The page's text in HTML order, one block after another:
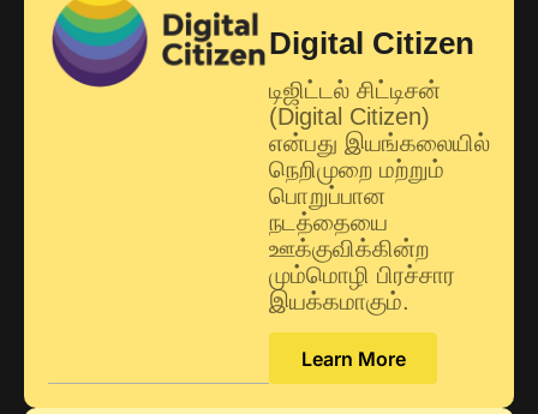
Digital Citizen
டிஜிட்டல் சிட்டிசன்
(Digital Citizen)
என்பது இயங்கலையில்
நெறிமுறை மற்றும்
பொறுப்பான
நடத்தையை
ஊக்குவிக்கின்ற
மும்மொழி பிரச்சார
இயக்கமாகும்.
Learn More